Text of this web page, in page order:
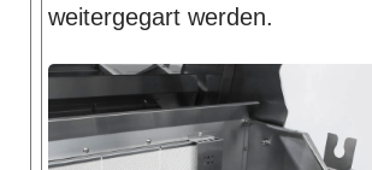
weitergegart werden.